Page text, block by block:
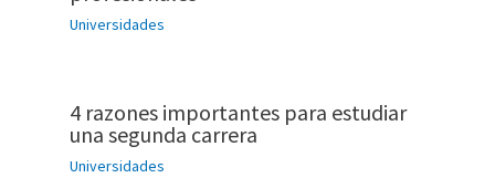
Universidades
4 razones importantes para estudiar
una segunda carrera
Universidades